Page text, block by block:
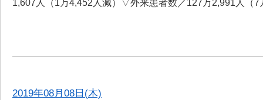
1,607人（1万4,452人減）▽外来患者数／127万2,991人（7
2019年08月08日(木)